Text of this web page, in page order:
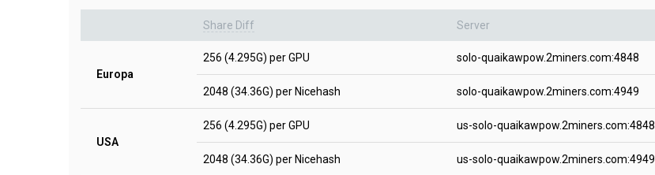
Share Diff Server
Europa
256 (4.295G) per GPU solo-quaikawpow.2miners.com:4848
2048 (34.36G) per Nicehash solo-quaikawpow.2miners.com:4949
USA
256 (4.295G) per GPU us-solo-quaikawpow.2miners.com:4848
2048 (34.36G) per Nicehash us-solo-quaikawpow.2miners.com:4949